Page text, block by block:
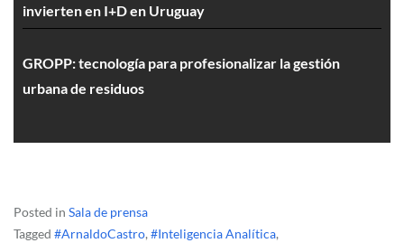
invierten en I+D en Uruguay
GROPP: tecnología para profesionalizar la gestión
urbana de residuos
Posted in Sala de prensa
Tagged #ArnaldoCastro, #Inteligencia Analítica,